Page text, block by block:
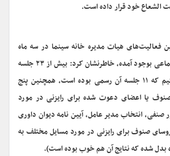
الشعاع خود قرار داده است.
فعالیت‌های هیات مدیره خانه سینما در سه ماه
اخیر پیرامون وضعیت اجتماعی بوجود آمده، خاطرنشان کرد: بیش از ۲۳ جلسه
رسمی و غیر رسمی داشتیم که ۱۱ جلسه آن رسمی بوده است، همچنین پنج
یا اعضای دعوت شده برای رایزنی در مورد
صنفی، انتخاب مدیر عامل، آیین نامه دیوان داوری
صنوف برای رایزنی در مورد مسایل مختلف به
بدل شده که نتایج آن هم خوب بوده است).